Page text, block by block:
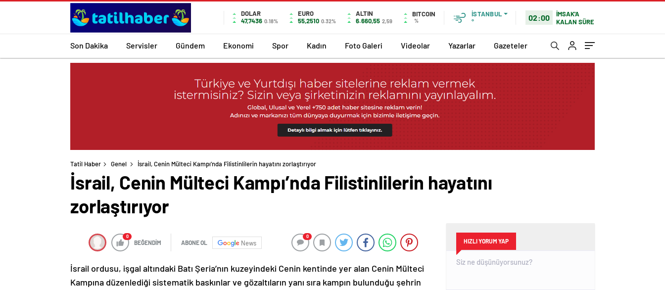
DOLAR
47,7436 0.18%
EURO
55,2510 0.32%
ALTIN
6.660,55 2,59
BITCOIN
%
İSTANBUL
°
02:00
İMSAK'A
KALAN SÜRE
Son Dakika Servisler Gündem Ekonomi Spor Kadın Foto Galeri Videolar Yazarlar Gazeteler
Tatil Haber Genel İsrail, Cenin Mülteci Kampı’nda Filistinlilerin hayatını zorlaştırıyor
İsrail, Cenin Mülteci Kampı’nda Filistinlilerin hayatını
zorlaştırıyor
0
BEĞENDİM ABONE OL News
0
İsrail ordusu, işgal altındaki Batı Şeria’nın kuzeyindeki Cenin kentinde yer alan Cenin Mülteci
Kampına düzenlediği sistematik baskınlar ve gözaltıların yanı sıra kampın bulunduğu şehrin
HIZLI YORUM YAP